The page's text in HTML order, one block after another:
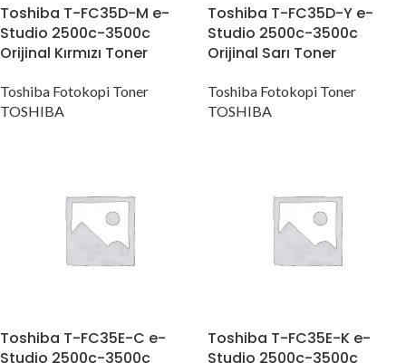
Toshiba T-FC35D-M e-
Studio 2500c-3500c
Orijinal Kırmızı Toner
Toshiba Fotokopi Toner
TOSHIBA
Toshiba T-FC35D-Y e-
Studio 2500c-3500c
Orijinal Sarı Toner
Toshiba Fotokopi Toner
TOSHIBA
Toshiba T-FC35E-C e-
Studio 2500c-3500c
Toshiba T-FC35E-K e-
Studio 2500c-3500c